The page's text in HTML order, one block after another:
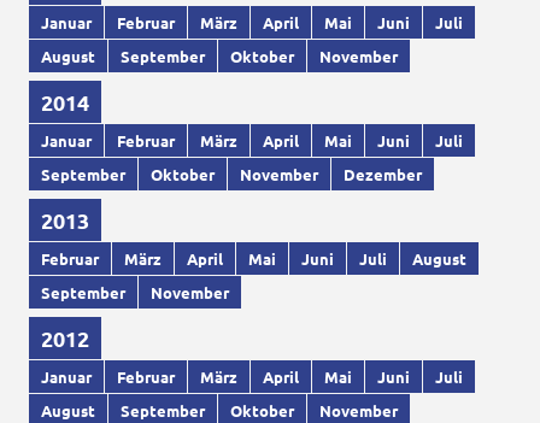
Januar Februar März April Mai Juni
Juli
August
September Oktober November
2014
Januar Februar März April Mai Juni
Juli
September
Oktober November Dezember
2013
Februar März April Mai Juni Juli
August
September
November
2012
Januar Februar März April Mai Juni
Juli
August
September Oktober
November